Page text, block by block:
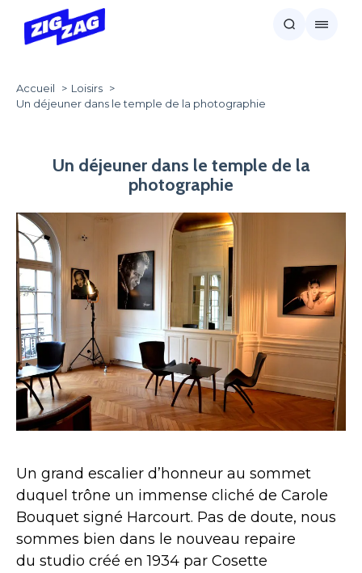
Accueil
Loisirs
Un déjeuner dans le temple de la photographie
Un déjeuner dans le temple de la
photographie
Un grand escalier d’honneur au sommet
duquel trône un immense cliché de Carole
Bouquet signé Harcourt. Pas de doute, nous
sommes bien dans le nouveau repaire
du studio créé en 1934 par Cosette